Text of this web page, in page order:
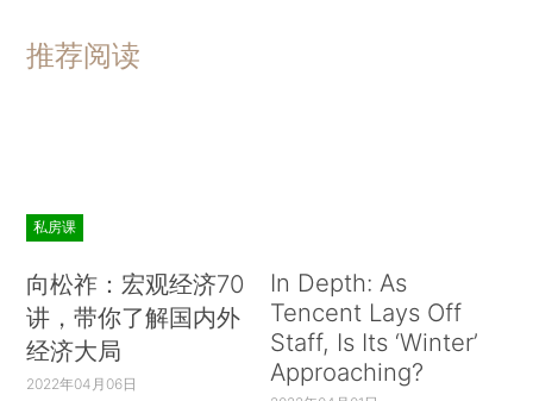
推荐阅读
私房课
向松祚：宏观经济70
讲，带你了解国内外
经济大局
2022年04月06日
In Depth: As
Tencent Lays Off
Staff, Is Its ‘Winter’
Approaching?